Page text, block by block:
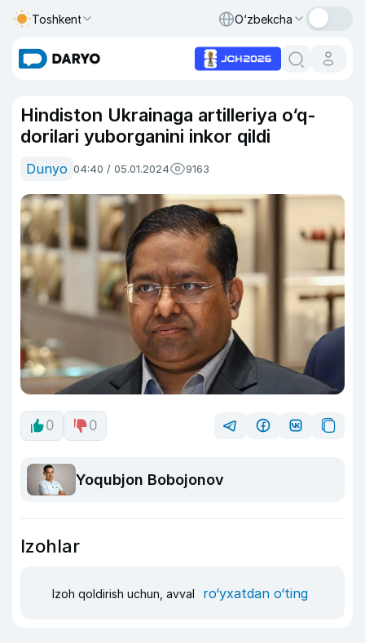
Toshkent O‘zbekcha
Hindiston Ukrainaga artilleriya o‘q-
dorilari yuborganini inkor qildi
Dunyo 04:40 / 05.01.2024 9163
0 0
Yoqubjon Bobojonov
Izohlar
Izoh qoldirish uchun, avval ro‘yxatdan o‘ting